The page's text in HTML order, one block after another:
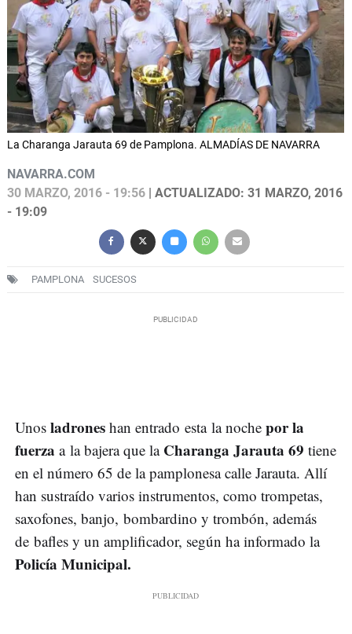
La Charanga Jarauta 69 de Pamplona. ALMADÍAS DE NAVARRA
NAVARRA.COM
30 MARZO, 2016 - 19:56 | ACTUALIZADO: 31 MARZO, 2016
- 19:09
PAMPLONA SUCESOS
Unos ladrones han entrado esta la noche por la
fuerza a la bajera que la Charanga Jarauta 69 tiene
en el número 65 de la pamplonesa calle Jarauta. Allí
han sustraído varios instrumentos, como trompetas,
saxofones, banjo, bombardino y trombón, además
de bafles y un amplificador, según ha informado la
Policía Municipal.